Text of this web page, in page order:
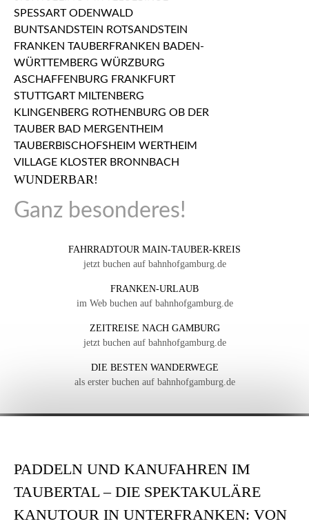
WUNDERBAR!
Ganz besonderes!
FAHRRADTOUR MAIN-TAUBER-KREIS
jetzt buchen auf bahnhofgamburg.de
FRANKEN-URLAUB
im Web buchen auf bahnhofgamburg.de
ZEITREISE NACH GAMBURG
jetzt buchen auf bahnhofgamburg.de
DIE BESTEN WANDERWEGE
als erster buchen auf bahnhofgamburg.de
PADDELN UND KANUFAHREN IM
TAUBERTAL – DIE SPEKTAKULÄRE
KANUTOUR IN UNTERFRANKEN: VON